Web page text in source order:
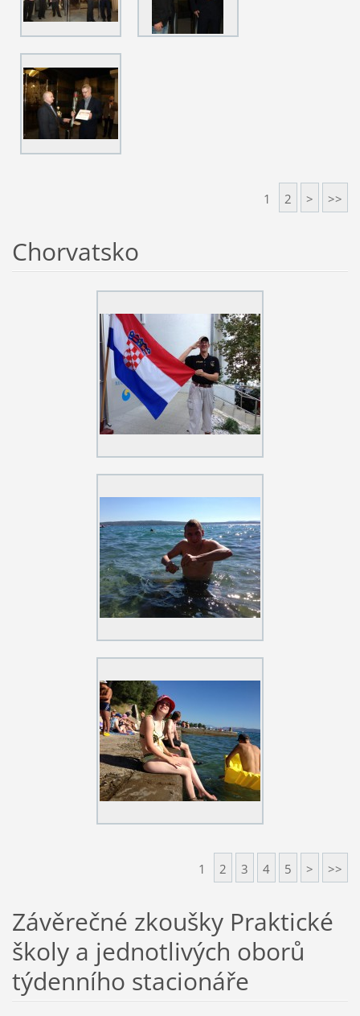
1 2 > >>
Chorvatsko
1 2 3 4 5 > >>
Závěrečné zkoušky Praktické
školy a jednotlivých oborů
týdenního stacionáře